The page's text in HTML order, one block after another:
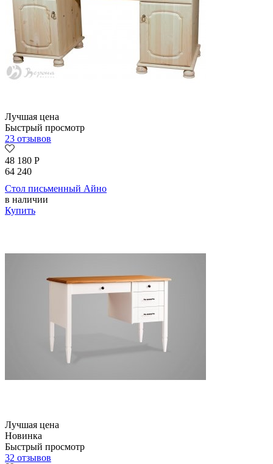
Лучшая цена
Быстрый просмотр
23 отзывов
48 180 Р
64 240
Стол письменный Айно
в наличии
Купить
Лучшая цена
Новинка
Быстрый просмотр
32 отзывов